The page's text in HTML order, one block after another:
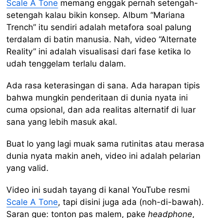
Scale A Tone memang enggak pernah setengah-
setengah kalau bikin konsep. Album “Mariana
Trench” itu sendiri adalah metafora soal palung
terdalam di batin manusia. Nah, video “Alternate
Reality” ini adalah visualisasi dari fase ketika lo
udah tenggelam terlalu dalam.
Ada rasa keterasingan di sana. Ada harapan tipis
bahwa mungkin penderitaan di dunia nyata ini
cuma opsional, dan ada realitas alternatif di luar
sana yang lebih masuk akal.
Buat lo yang lagi muak sama rutinitas atau merasa
dunia nyata makin aneh, video ini adalah pelarian
yang valid.
Video ini sudah tayang di kanal YouTube resmi
Scale A Tone, tapi disini juga ada (noh-di-bawah).
Saran gue: tonton pas malem, pakeheadphone,